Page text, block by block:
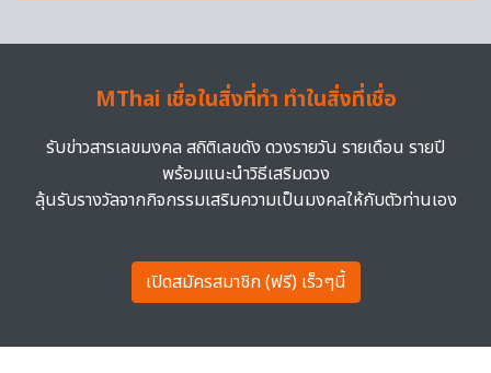
MThai เชื่อในสิ่งที่ทำ ทำในสิ่งที่เชื่อ
รับข่าวสารเลขมงคล สถิติเลขดัง ดวงรายวัน รายเดือน รายปี
พร้อมแนะนำวิธีเสริมดวง
ลุ้นรับรางวัลจากกิจกรรมเสริมความเป็นมงคลให้กับตัวท่านเอง
เปิดสมัครสมาชิก (ฟรี) เร็วๆนี้